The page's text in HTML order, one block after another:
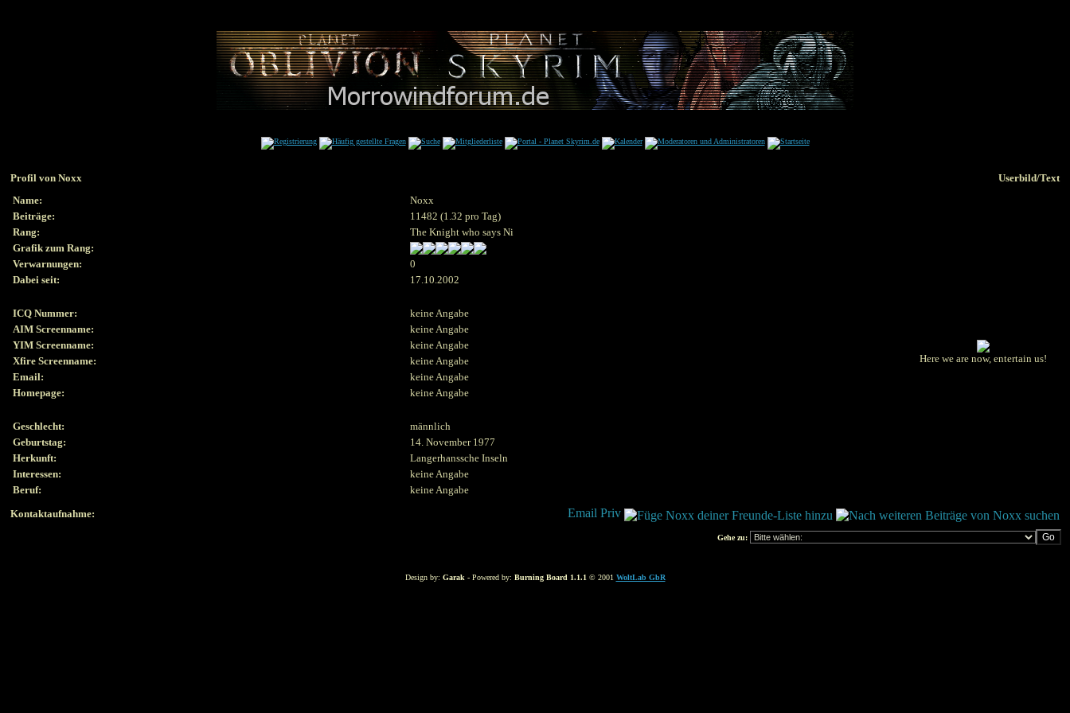
Profil von Noxx
Userbild/Text
Name:
Noxx
Beiträge:
11482 (1.32 pro Tag)
Rang:
The Knight who says Ni
Grafik zum Rang:
Verwarnungen:
0
Dabei seit:
17.10.2002
ICQ Nummer:
keine Angabe
AIM Screenname:
keine Angabe
YIM Screenname:
keine Angabe
Xfire Screenname:
keine Angabe
Email:
keine Angabe
Homepage:
keine Angabe
Geschlecht:
männlich
Geburtstag:
14. November 1977
Herkunft:
Langerhanssche Inseln
Interessen:
keine Angabe
Beruf:
keine Angabe
Here we are now, entertain us!
Kontaktaufnahme:
Gehe zu:
Design by: Garak - Powered by: Burning Board 1.1.1 © 2001 WoltLab GbR